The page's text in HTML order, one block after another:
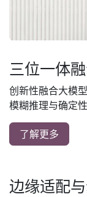
三位一体
创新性融合大模
模糊推理与确定
了解更多
边缘适配